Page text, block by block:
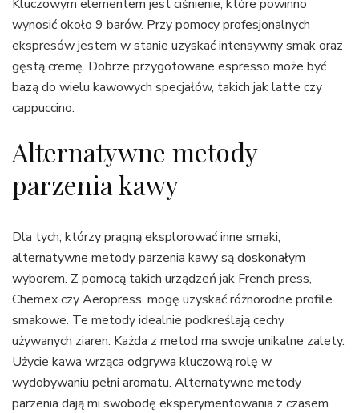
Kluczowym elementem jest ciśnienie, które powinno
wynosić około 9 barów. Przy pomocy profesjonalnych
ekspresów jestem w stanie uzyskać intensywny smak oraz
gęstą cremę. Dobrze przygotowane espresso może być
bazą do wielu kawowych specjałów, takich jak latte czy
cappuccino.
Alternatywne metody
parzenia kawy
Dla tych, którzy pragną eksplorować inne smaki,
alternatywne metody parzenia kawy są doskonałym
wyborem. Z pomocą takich urządzeń jak French press,
Chemex czy Aeropress, mogę uzyskać różnorodne profile
smakowe. Te metody idealnie podkreślają cechy
używanych ziaren. Każda z metod ma swoje unikalne zalety.
Użycie kawa wrząca odgrywa kluczową rolę w
wydobywaniu pełni aromatu. Alternatywne metody
parzenia dają mi swobodę eksperymentowania z czasem